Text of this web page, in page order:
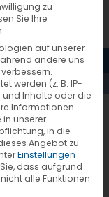
zu
Sie Ihre
auf unserer
andere uns
werden (z. B. IP-
und Inhalte oder die
Informationen
in unserer
in die
Angebot zu
Einstellungen
dass aufgrund
alle Funktionen